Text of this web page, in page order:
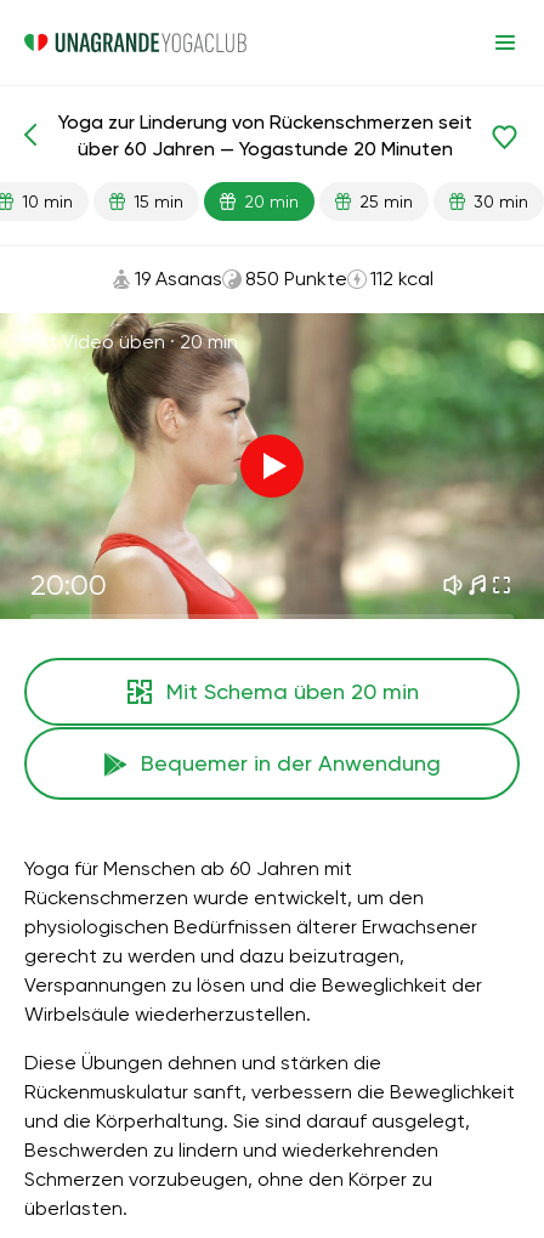
Fertige Lektionen Alter
Yoga zur Linderung von Rückenschmerzen seit
über 60 Jahren — Yogastunde 20 Minuten
10 min 15 min 20 min 25 min 30 min
19 Asanas 850 Punkte 112 kcal
Mit Video üben ·20 min
20:00
Mit Schema üben 20 min
Bequemer in der Anwendung
Yoga für Menschen ab 60 Jahren mit
Rückenschmerzen wurde entwickelt, um den
physiologischen Bedürfnissen älterer Erwachsener
gerecht zu werden und dazu beizutragen,
Verspannungen zu lösen und die Beweglichkeit der
Wirbelsäule wiederherzustellen.
Diese Übungen dehnen und stärken die
Rückenmuskulatur sanft, verbessern die Beweglichkeit
und die Körperhaltung. Sie sind darauf ausgelegt,
Beschwerden zu lindern und wiederkehrenden
Schmerzen vorzubeugen, ohne den Körper zu
überlasten.